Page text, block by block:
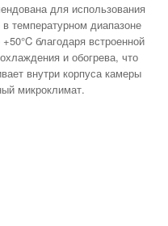
для использования
температурном диапазоне
благодаря встроенной
и обогрева, что
внутри корпуса камеры
микроклимат.